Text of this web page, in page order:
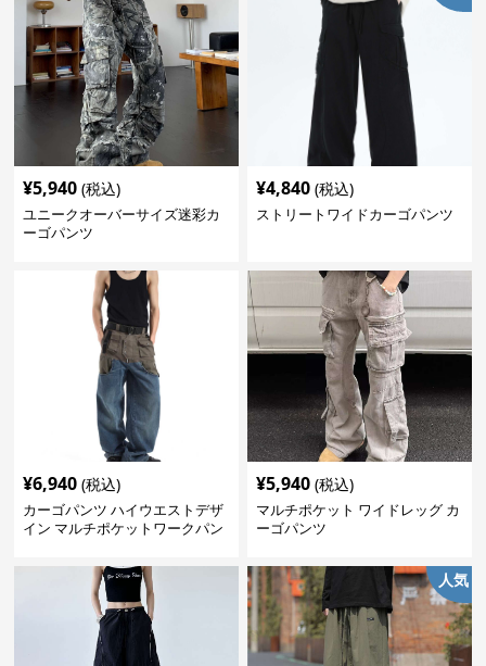
¥5,940 (税込)
ユニークオーバーサイズ迷彩カ
ーゴパンツ
¥4,840 (税込)
ストリートワイドカーゴパンツ
¥6,940 (税込)
カーゴパンツ ハイウエストデザ
イン マルチポケットワークパン
¥5,940 (税込)
マルチポケット ワイドレッグ カ
ーゴパンツ
人気